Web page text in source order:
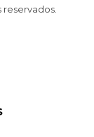
reservados.